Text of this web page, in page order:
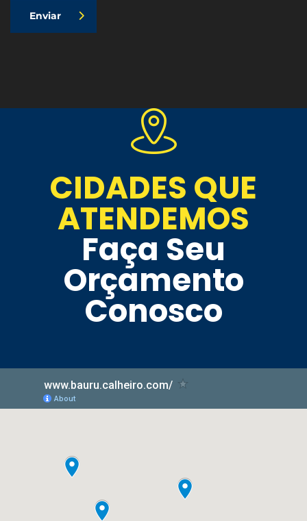
Enviar
CIDADES QUE
ATENDEMOS
Faça Seu
Orçamento
Conosco